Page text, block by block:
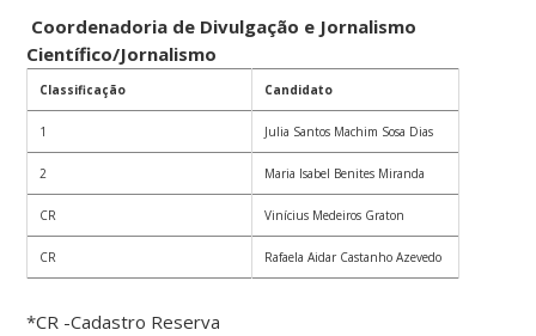
Coordenadoria de Divulgação e Jornalismo
Científico/Jornalismo
Classificação Candidato
1 Julia Santos Machim Sosa Dias
2 Maria Isabel Benites Miranda
CR Vinícius Medeiros Graton
CR Rafaela Aidar Castanho Azevedo
*CR -Cadastro Reserva